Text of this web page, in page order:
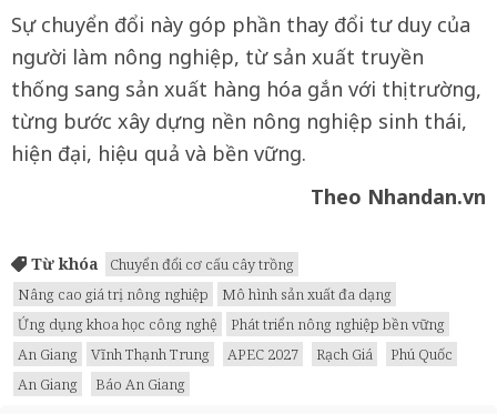
Sự chuyển đổi này góp phần thay đổi tư duy của
người làm nông nghiệp, từ sản xuất truyền
thống sang sản xuất hàng hóa gắn với thị trường,
từng bước xây dựng nền nông nghiệp sinh thái,
hiện đại, hiệu quả và bền vững.
Theo Nhandan.vn
Từ khóa
Chuyển đổi cơ cấu cây trồng
Nâng cao giá trị nông nghiệp
Mô hình sản xuất đa dạng
Ứng dụng khoa học công nghệ
Phát triển nông nghiệp bền vững
An Giang
Vĩnh Thạnh Trung APEC 2027 Rạch Giá
Phú Quốc
An Giang
Báo An Giang